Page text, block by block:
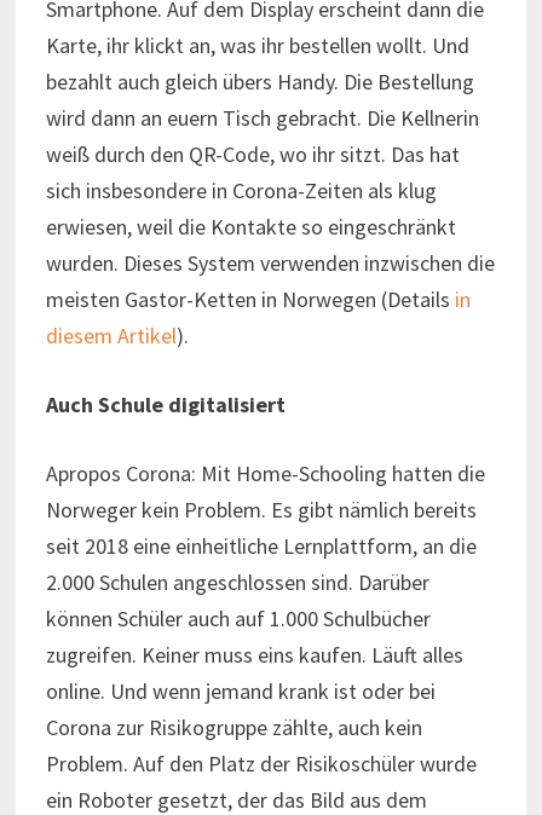
Smartphone. Auf dem Display erscheint dann die
Karte, ihr klickt an, was ihr bestellen wollt. Und
bezahlt auch gleich übers Handy. Die Bestellung
wird dann an euern Tisch gebracht. Die Kellnerin
weiß durch den QR-Code, wo ihr sitzt. Das hat
sich insbesondere in Corona-Zeiten als klug
erwiesen, weil die Kontakte so eingeschränkt
wurden. Dieses System verwenden inzwischen die
meisten Gastor-Ketten in Norwegen (Details in
diesem Artikel).
Auch Schule digitalisiert
Apropos Corona: Mit Home-Schooling hatten die
Norweger kein Problem. Es gibt nämlich bereits
seit 2018 eine einheitliche Lernplattform, an die
2.000 Schulen angeschlossen sind. Darüber
können Schüler auch auf 1.000 Schulbücher
zugreifen. Keiner muss eins kaufen. Läuft alles
online. Und wenn jemand krank ist oder bei
Corona zur Risikogruppe zählte, auch kein
Problem. Auf den Platz der Risikoschüler wurde
ein Roboter gesetzt, der das Bild aus dem